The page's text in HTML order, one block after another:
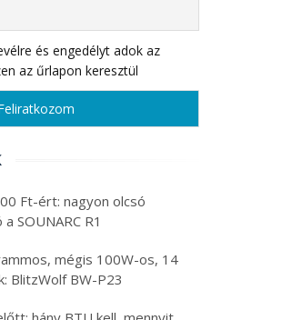
és engedélyt adok az
az űrlapon keresztül
Ft-ért: nagyon olcsó
SOUNARC R1
mégis 100W-os, 14
BlitzWolf BW-P23